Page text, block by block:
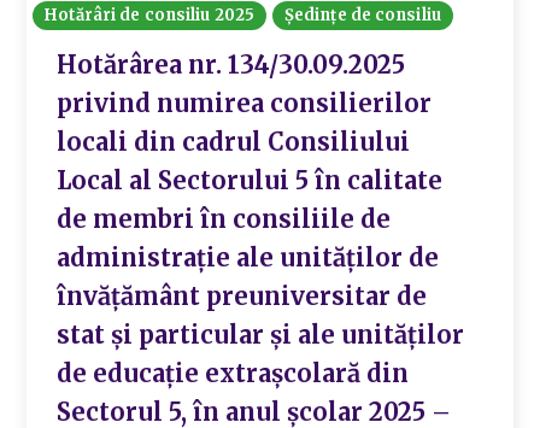
Hotărâri de consiliu 2025
Ședințe de consiliu
Hotărârea nr. 134/30.09.2025
privind numirea consilierilor
locali din cadrul Consiliului
Local al Sectorului 5 în calitate
de membri în consiliile de
administrație ale unităților de
învățământ preuniversitar de
stat și particular și ale unităților
de educație extrașcolară din
Sectorul 5, în anul școlar 2025 –